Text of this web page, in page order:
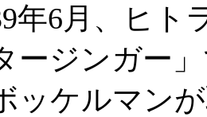
年6月、ヒト
ージンガー
ッケルマン